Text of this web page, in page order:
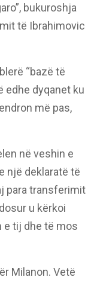
bukuroshja
të Ibrahimovic
“bazë të
edhe dyqanet ku
më pas,
në veshin e
një deklaratë të
para transferimit
u kërkoi
e tij dhe të mos
Milanon. Vetë